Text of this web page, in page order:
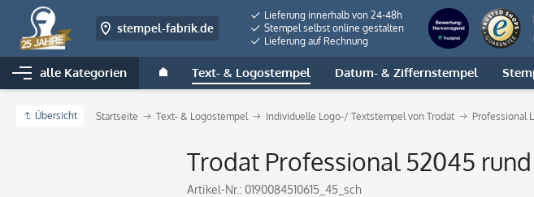
stempel-fabrik.de
Lieferung innerhalb von 24-48h
Stempel selbst online gestalten
Lieferung auf Rechnung
alle Kategorien Text- & Logostempel Datum- & Ziffernstempel
Übersicht Startseite Text- & Logostempel Individuelle Logo-/ Textstempel von Trodat Professional
Trodat Professional 52045
Artikel-Nr.: 0190084510615_45_sch